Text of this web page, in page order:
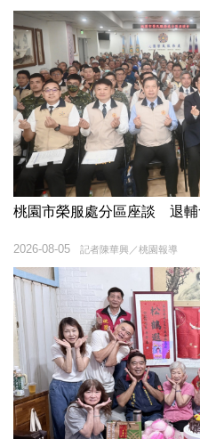
桃園市榮服處分區座談 退輔
記者陳華興／桃園報導
2026-08-05